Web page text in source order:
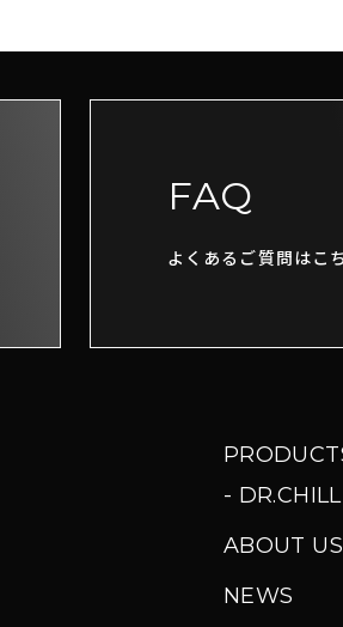
FAQ
よくあるご質問はこ
DR.CHILL
ABOUT US
NEWS